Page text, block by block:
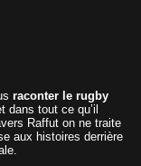
raconter le rugby
tout ce qu’il
Raffut on ne traite
aux histoires derrière